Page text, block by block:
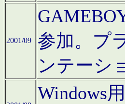
2001/09
参加。プ
ンテーシ
Windows